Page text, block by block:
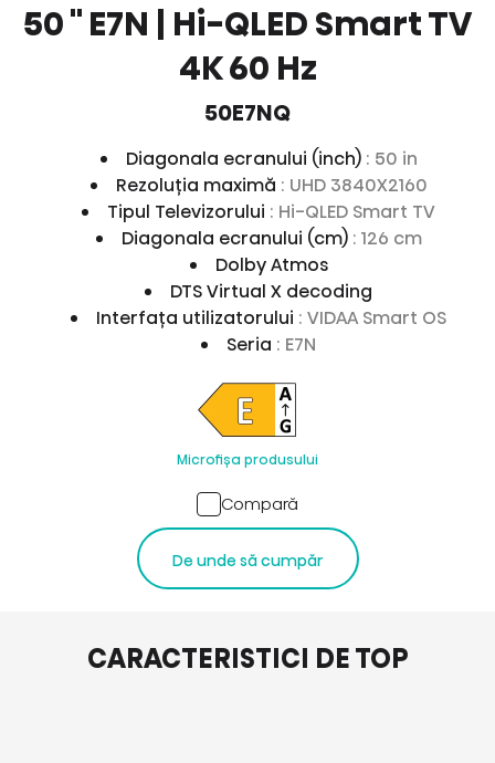
50 '' E7N | Hi-QLED Smart TV
4K 60 Hz
50E7NQ
Diagonala ecranului (inch) : 50 in
Rezoluția maximă : UHD 3840X2160
Tipul Televizorului : Hi-QLED Smart TV
Diagonala ecranului (cm) : 126 cm
Dolby Atmos
DTS Virtual X decoding
Interfața utilizatorului : VIDAA Smart OS
Seria : E7N
Microfișa produsului
Compară
De unde să cumpăr
CARACTERISTICI DE TOP